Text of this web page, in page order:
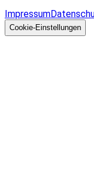
Impressum
Cookie-Einstellungen